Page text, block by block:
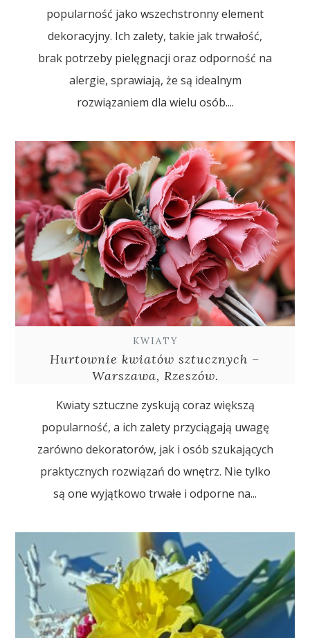
popularność jako wszechstronny element
dekoracyjny. Ich zalety, takie jak trwałość,
brak potrzeby pielęgnacji oraz odporność na
alergie, sprawiają, że są idealnym
rozwiązaniem dla wielu osób....
KWIATY
Hurtownie kwiatów sztucznych –
Warszawa, Rzeszów.
Kwiaty sztuczne zyskują coraz większą
popularność, a ich zalety przyciągają uwagę
zarówno dekoratorów, jak i osób szukających
praktycznych rozwiązań do wnętrz. Nie tylko
są one wyjątkowo trwałe i odporne na...